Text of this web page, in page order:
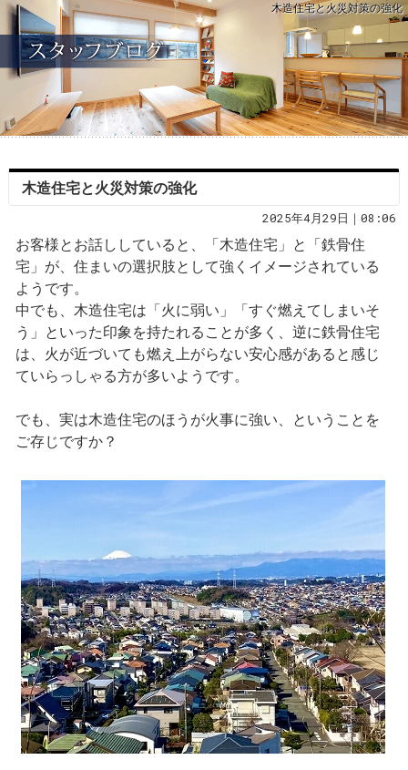
木造住宅と火災対策の強化
木造住宅と火災対策の強化
2025年4月29日｜08:06
お客様とお話ししていると、「木造住宅」と「鉄骨住
宅」が、住まいの選択肢として強くイメージされている
ようです。
中でも、木造住宅は「火に弱い」「すぐ燃えてしまいそ
う」といった印象を持たれることが多く、逆に鉄骨住宅
は、火が近づいても燃え上がらない安心感があると感じ
ていらっしゃる方が多いようです。
でも、実は木造住宅のほうが火事に強い、ということを
ご存じですか？